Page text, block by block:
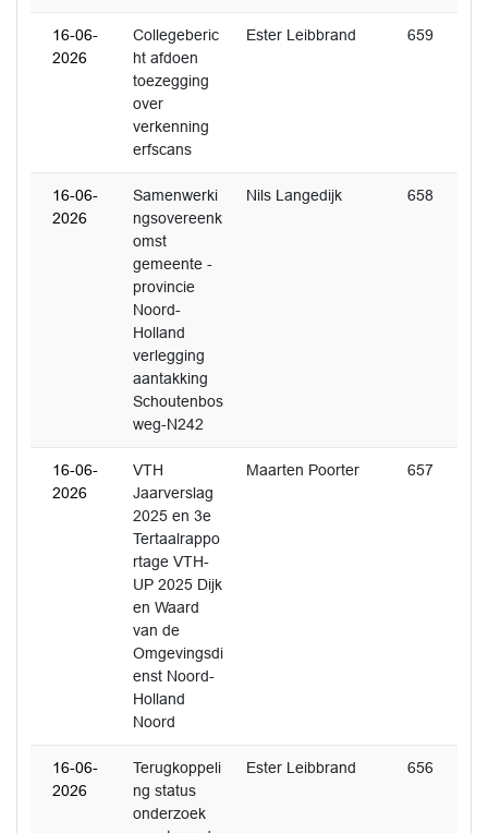
16-06-
2026
Collegeberic
ht afdoen
toezegging
over
verkenning
erfscans
Ester Leibbrand 659
16-06-
2026
Samenwerki
ngsovereenk
omst
gemeente -
provincie
Noord-
Holland
verlegging
aantakking
Schoutenbos
weg-N242
Nils Langedijk 658
16-06-
2026
VTH
Jaarverslag
2025 en 3e
Tertaalrappo
rtage VTH-
UP 2025 Dijk
en Waard
van de
Omgevingsdi
enst Noord-
Holland
Noord
Maarten Poorter 657
16-06-
2026
Terugkoppeli
ng status
onderzoek
Ester Leibbrand 656